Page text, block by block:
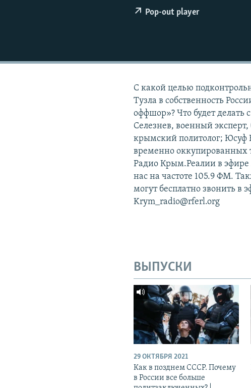
Pop-out player
С какой целью
Тузла в собственность
оффшор»? Что будет делать
Селезнев, военный
крымский политолог; Юсуф
временно
Радио Крым.Реалии в эфире
нас на частоте 105.9 ФМ.
могут бесплатно звонить в
Krym_radio@rferl.org
ВЫПУСКИ
29 ОКТЯБРЯ 2021
Как в позднем СССР. Почему
в России все больше